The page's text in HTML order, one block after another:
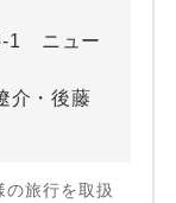
1 ニュー
介・後藤
旅行を取扱